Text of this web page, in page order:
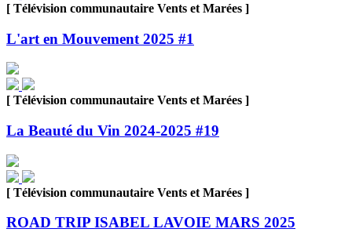
[ Télévision communautaire Vents et Marées ]
L'art en Mouvement 2025 #1
[ Télévision communautaire Vents et Marées ]
La Beauté du Vin 2024-2025 #19
[ Télévision communautaire Vents et Marées ]
ROAD TRIP ISABEL LAVOIE MARS 2025